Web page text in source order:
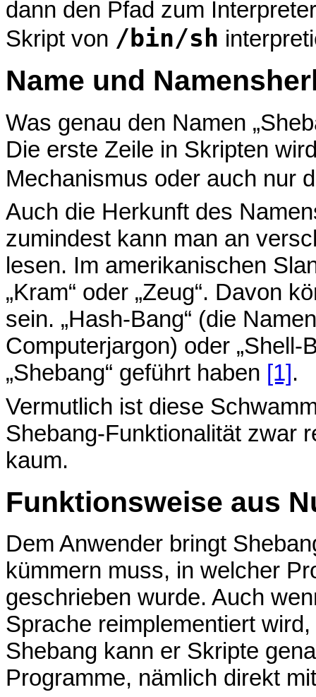
dann den Pfad zum
Skript von /bin/sh
Name und
Was genau den Namen
Die erste Zeile in Skripten
Mechanismus oder auch nur
Auch die Herkunft des
zumindest kann man an
lesen. Im amerikanischen
„Kram“ oder „Zeug“. Davon
sein. „Hash-Bang“ (die
Computerjargon) oder „Shell-
„Shebang“ geführt haben [1].
Vermutlich ist diese
Shebang-Funktionalität zwar
kaum.
Funktionsweise aus
Dem Anwender bringt
kümmern muss, in welcher
geschrieben wurde. Auch
Sprache reimplementiert
Shebang kann er Skripte
Programme, nämlich direkt